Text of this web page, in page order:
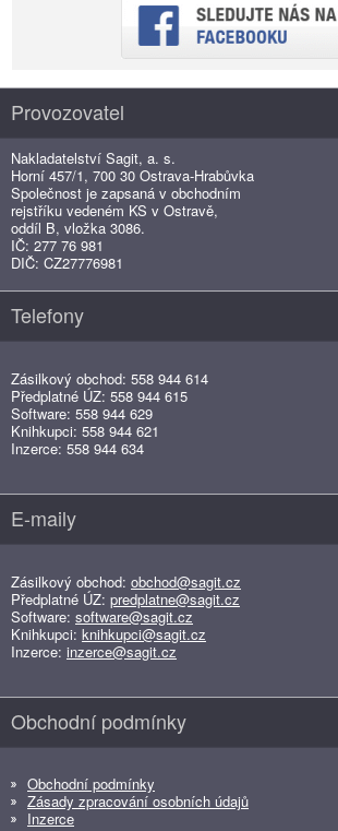
Provozovatel
Nakladatelství Sagit, a. s.
Horní 457/1, 700 30 Ostrava-Hrabůvka
Společnost je zapsaná v obchodním
rejstříku vedeném KS v Ostravě,
oddíl B, vložka 3086.
IČ: 277 76 981
DIČ: CZ27776981
Telefony
Zásilkový obchod: 558 944 614
Předplatné ÚZ: 558 944 615
Software: 558 944 629
Knihkupci: 558 944 621
Inzerce: 558 944 634
E-maily
Zásilkový obchod: obchod@sagit.cz
Předplatné ÚZ: predplatne@sagit.cz
Software: software@sagit.cz
Knihkupci: knihkupci@sagit.cz
Inzerce: inzerce@sagit.cz
Obchodní podmínky
Obchodní podmínky
Zásady zpracování osobních údajů
Inzerce